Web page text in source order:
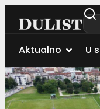
Aktualno U